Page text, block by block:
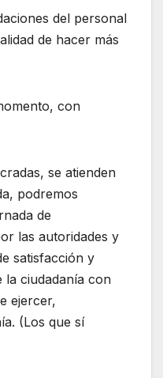
del personal
de hacer más
con
se atienden
podremos
de
las autoridades y
satisfacción y
la ciudadanía con
ejercer,
(Los que sí